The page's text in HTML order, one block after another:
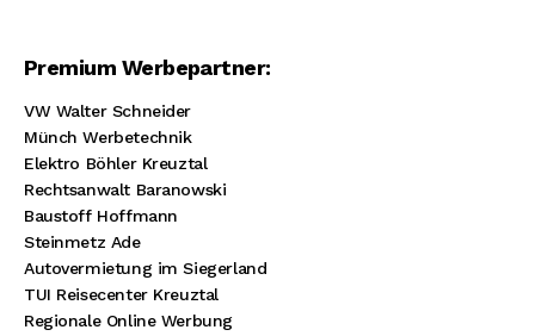
Premium Werbepartner:
VW Walter Schneider
Münch Werbetechnik
Elektro Böhler Kreuztal
Rechtsanwalt Baranowski
Baustoff Hoffmann
Steinmetz Ade
Autovermietung im Siegerland
TUI Reisecenter Kreuztal
Regionale Online Werbung